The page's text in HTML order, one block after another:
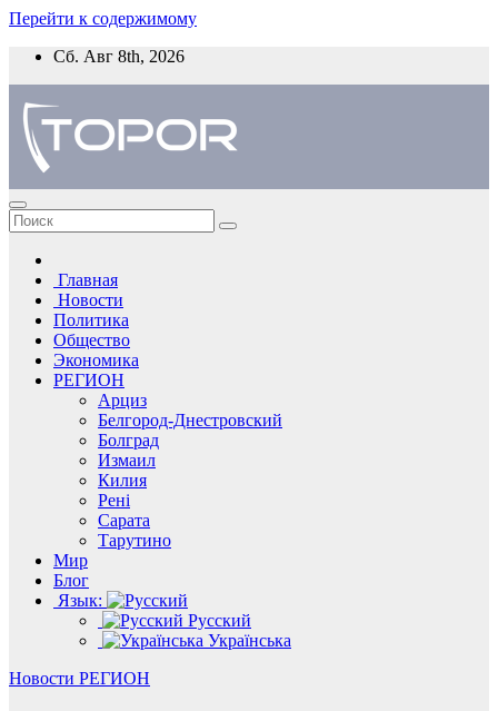
Перейти к содержимому
Сб. Авг 8th, 2026
Главная
Новости
Политика
Общество
Экономика
РЕГИОН
Арциз
Белгород-Днестровский
Болград
Измаил
Килия
Рені
Сарата
Тарутино
Мир
Блог
Язык:
Русский
Українська
Новости РЕГИОН